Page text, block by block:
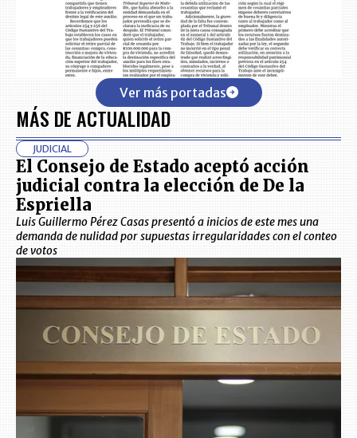
Ver más portadas
MÁS DE ACTUALIDAD
JUDICIAL
El Consejo de Estado aceptó acción
judicial contra la elección de De la
Espriella
Luis Guillermo Pérez Casas presentó a inicios de este mes una
demanda de nulidad por supuestas irregularidades con el conteo
de votos